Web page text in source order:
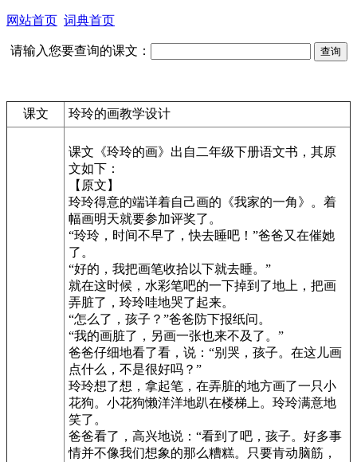
网站首页 词典首页
请输入您要查询的课文：
课文 玲玲的画教学设计
课文《玲玲的画》出自二年级下册语文书，其原
文如下：
【原文】
玲玲得意的端详着自己画的《我家的一角》。着
幅画明天就要参加评奖了。
“玲玲，时间不早了，快去睡吧！”爸爸又在催她
了。
“好的，我把画笔收拾以下就去睡。”
就在这时候，水彩笔吧的一下掉到了地上，把画
弄脏了，玲玲哇地哭了起来。
“怎么了，孩子？”爸爸防下报纸问。
“我的画脏了，另画一张也来不及了。”
爸爸仔细地看了看，说：“别哭，孩子。在这儿画
点什么，不是很好吗？”
玲玲想了想，拿起笔，在弄脏的地方画了一只小
花狗。小花狗懒洋洋地趴在楼梯上。玲玲满意地
笑了。
爸爸看了，高兴地说：“看到了吧，孩子。好多事
情并不像我们想象的那么糟糕。只要肯动脑筋，